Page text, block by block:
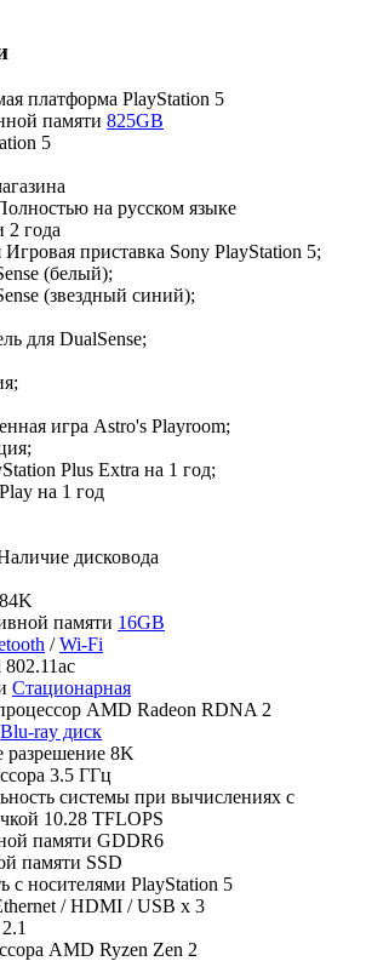
платформа PlayStation 5
памяти 825GB
5
на русском языке
2 года
Игровая приставка Sony PlayStation 5;
(белый);
(звездный синий);
для DualSense;
игра Astro's Playroom;
Plus Extra на 1 год;
на 1 год
дисковода
памяти 16GB
/Wi-Fi
802.11ac
Стационарная
AMD Radeon RDNA 2
Blu-ray диск
разрешение 8K
3.5 ГГц
системы при вычислениях с
10.28 TFLOPS
памяти GDDR6
памяти SSD
с носителями PlayStation 5
/ HDMI / USB x 3
2.1
AMD Ryzen Zen 2